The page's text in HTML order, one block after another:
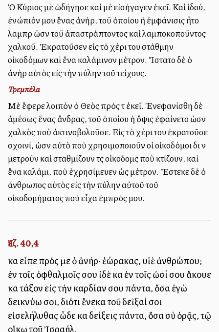
Ὁ Κύριος μὲ ὡδήγησε καὶ μὲ εἰσήγαγεν ἐκεῖ. Καὶ ἰδού,
ἐνώπιόν μου ἔνας ἀνήρ, τοῦ ὁποίου ἡ ἐμφάνισις ἦτο
λαμπρὰ ὡσὰν τοῦ ἀπαστράπτοντος καὶ λαμποκοποῦντος
χαλκοῦ. Ἐκρατοῦσεν εἰς τὸ χέρι του στάθμην
οἰκοδόμων καὶ ἕνα καλάμινον μέτρον. Ἵστατο δὲ ὁ
ἀνὴρ αὐτὸς εἰς τὴν πύλην τοῦ τείχους.
Τρεμπέλα
Μὲ ἔφερε λοιπὸν ὁ Θεὸς πρὸς τὰ ἐκεῖ. Ἐνεφανίσθη δὲ
ἀμέσως ἕνας ἄνδρας, τοῦ ὁποίου ἡ ὄψις ἐφαίνετο ὡσὰν
χαλκὸς ποὺ ἀκτινοβολοῦσε. Εἰς τὸ χέρι του ἐκρατοῦσε
σχοινί, ὡσὰν αὐτὸ ποὺ χρησιμοποιοῦν οἱ οἰκοδόμοι διὰ νὰ
μετροῦν καὶ σταθμίζουν τὰς οἰκοδομὰς ποὺ κτίζουν, καὶ
ἕνα καλάμι, ποὺ ἐχρησίμευεν ὡς μέτρον. Ἔστεκε δὲ ὁ
ἄνθρωπος αὐτὸς εἰς τὴν πύλην αὐτοῦ τοῦ
οἰκοδομήματος ποὺ εἶχα ἐμπρός μου.
Ἰεζ. 40,4
καὶ εἶπε πρός με ὁ ἀνήρ· ἑώρακας, υἱὲ ἀνθρώπου;
ἐν τοῖς ὀφθαλμοῖς σου ἰδὲ καὶ ἐν τοῖς ὠσί σου ἄκουε
καὶ τάξον εἰς τὴν καρδίαν σου πάντα, ὅσα ἐγὼ
δεικνύω σοι, διότι ἕνεκα τοῦ δεῖξαί σοι
εἰσελήλυθας ὧδε καὶ δείξεις πάντα, ὅσα σὺ ὁρᾷς, τῷ
οἴκῳ τοῦ Ἰσραήλ.